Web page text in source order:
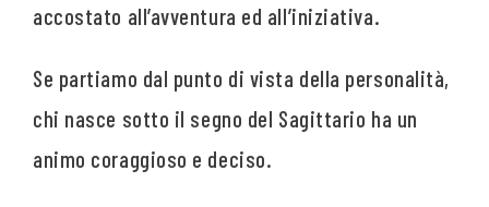
accostato all’avventura ed all’iniziativa.
Se partiamo dal punto di vista della personalità,
chi nasce sotto il segno del Sagittario ha un
animo coraggioso e deciso.